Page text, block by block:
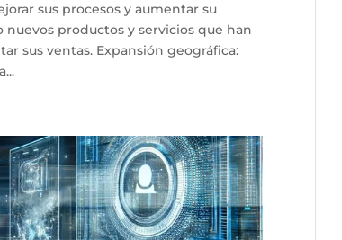
sus procesos y aumentar su
productos y servicios que han
sus ventas. Expansión geográfica: